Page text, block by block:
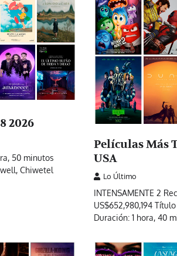
2026
50 minutos
Chiwetel
Películas Más
USA
Lo Último
INTENSAMENTE 2
US$652,980,194
Duración: 1 hora, 40